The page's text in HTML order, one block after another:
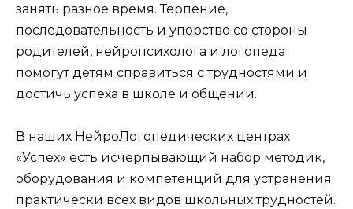
занять разное время. Терпение,
последовательность и упорство со стороны
родителей, нейропсихолога и логопеда
помогут детям справиться с трудностями и
достичь успеха в школе и общении.
В наших НейроЛогопедических центрах
«Успех» есть исчерпывающий набор методик,
оборудования и компетенций для устранения
практически всех видов школьных трудностей.